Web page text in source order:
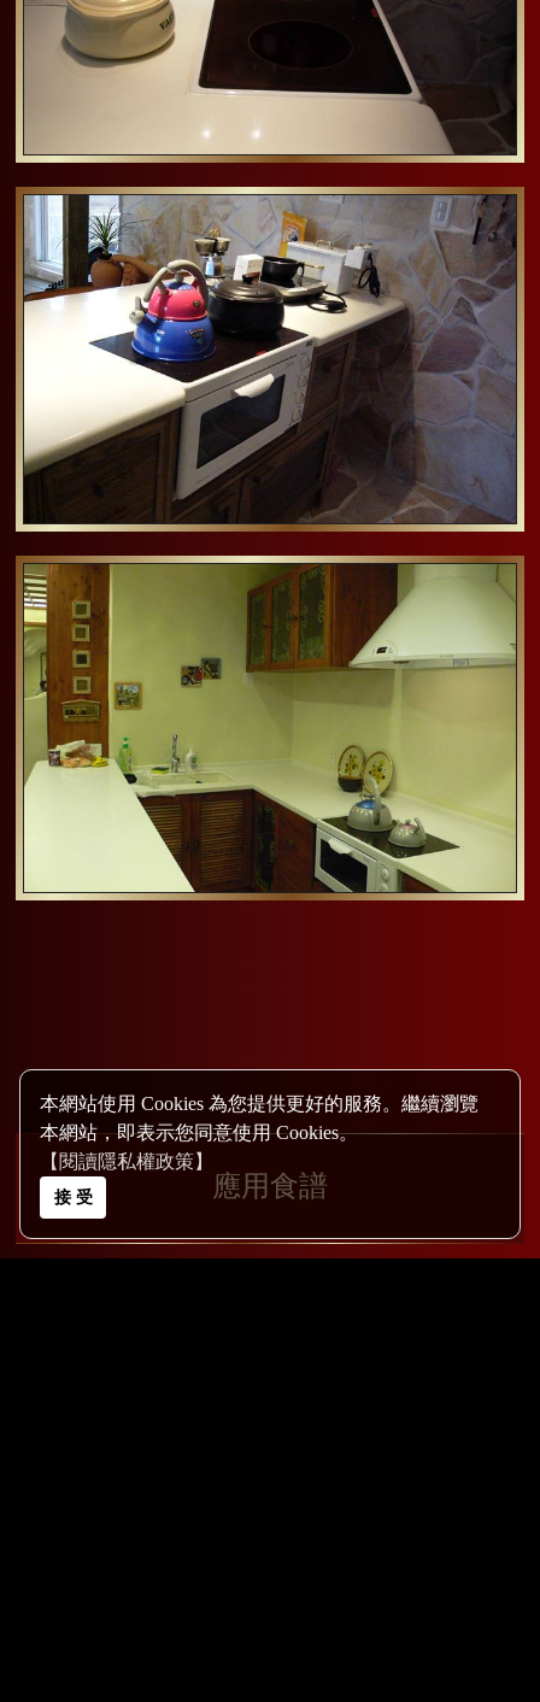
本網站使用 Cookies 為您提供更好的服務。繼續瀏覽
本網站，即表示您同意使用 Cookies。
【閱讀隱私權政策】
接 受 應用食譜